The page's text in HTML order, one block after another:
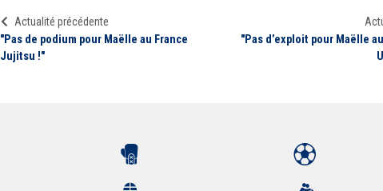
Actualité précédente
"Pas de podium pour Maëlle au France
Jujitsu !"
"Pas d’exploit pour Maëlle